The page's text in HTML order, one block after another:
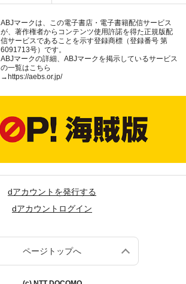
ABJマークは、この電子書店・電子書籍配信サービス
が、著作権者からコンテンツ使用許諾を得た正規版配
信サービスであることを示す登録商標（登録番号 第
6091713号）です。
ABJマークの詳細、ABJマークを掲示しているサービス
の一覧はこちら
→ https://aebs.or.jp/
dアカウントを発行する
dアカウントログイン
ページトップへ